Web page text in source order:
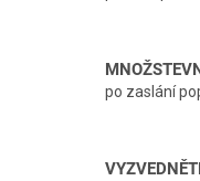
po zaslání